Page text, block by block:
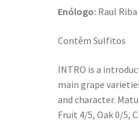
Enólogo: Raul Riba
Contêm Sulfitos
INTRO is a
main grape
and character.
Fruit 4/5, Oak 0/5,